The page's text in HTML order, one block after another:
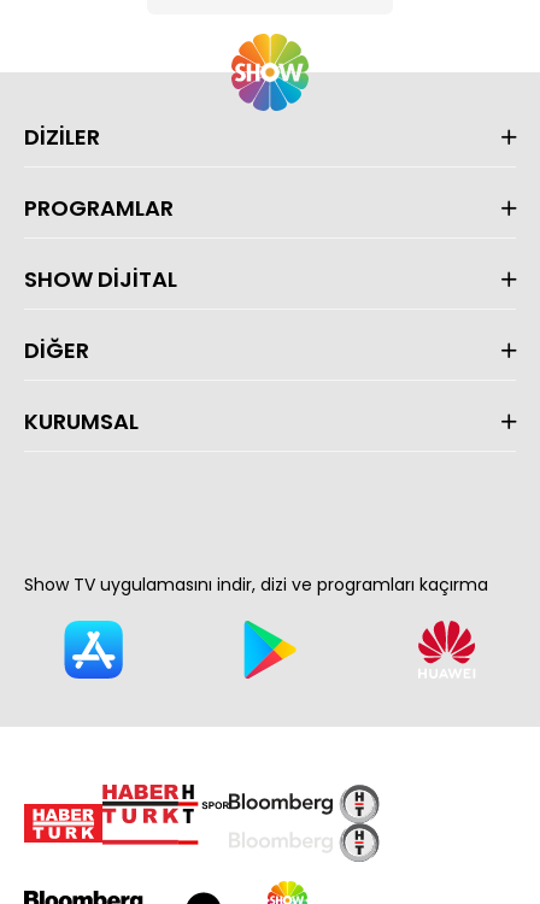
DİZİLER
PROGRAMLAR
SHOW DİJİTAL
DİĞER
KURUMSAL
Show TV uygulamasını indir, dizi ve programları kaçırma